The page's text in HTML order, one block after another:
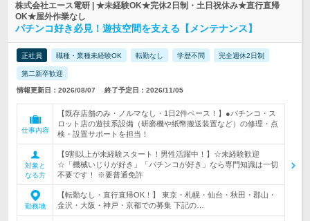
株式会社エース電研 | ★未経験OK★完休2日制・土日祝休み★直行直帰
OK★屋外作業なし
パチンコ好き必見！遊技空間を支える【メンテナンス】
正社員 職種・業種未経験OK 転勤なし 学歴不問 完全週休2日制
第二新卒歓迎
情報更新日：2026/08/07 終了予定日：2026/11/05
仕事内容
【既存店舗のみ・ノルマなし・1日2件ペース！】●パチンコ・ス
ロット店の遊技系設備（研磨機や紙幣搬送装置など）の修理・点
検・設置サポートを担当！
対象と
なる方
【9割以上が未経験スタート！男性活躍中！】☆未経験歓迎
☆「機械いじりが好き」「パチンコが好き」なら専門知識は一切
不要です！ ※要普通免許
勤務地
【転勤なし・直行直帰OK！】 東京・札幌・仙台・秋田・郡山・
金沢・大阪・神戸・京都での募集 下記の…